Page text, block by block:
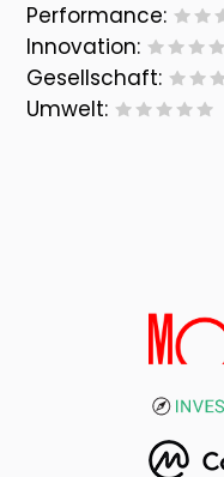
Performance:
Innovation:
Gesellschaft:
Umwelt: